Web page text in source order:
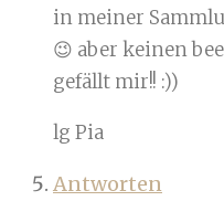
in meiner
😉 aber keinen
gefällt mir!! :))
lg Pia
Antworten